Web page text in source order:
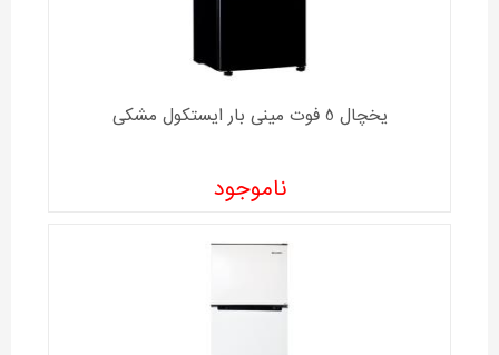
یخچال 5 فوت مینی بار ایستکول مشکی
ناموجود